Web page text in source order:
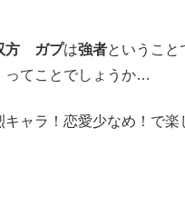
方 ガプは強者ということ
ってことでしょうか…
キャラ！恋愛少なめ！で楽